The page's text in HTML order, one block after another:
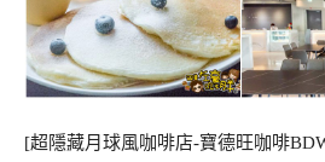
[超隱藏月球風咖啡店-寶德旺咖啡